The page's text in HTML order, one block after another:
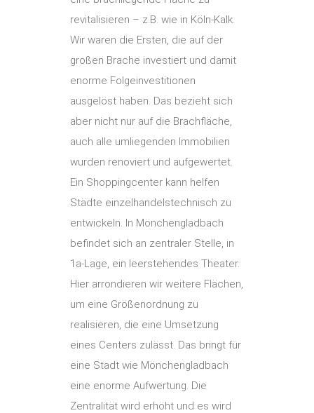
revitalisieren – z.B. wie in Köln-Kalk.
Wir waren die Ersten, die auf der
großen Brache investiert und damit
enorme Folgeinvestitionen
ausgelöst haben. Das bezieht sich
aber nicht nur auf die Brachfläche,
auch alle umliegenden Immobilien
wurden renoviert und aufgewertet.
Ein Shoppingcenter kann helfen
Städte einzelhandelstechnisch zu
entwickeln. In Mönchengladbach
befindet sich an zentraler Stelle, in
1a-Lage, ein leerstehendes Theater.
Hier arrondieren wir weitere Flächen,
um eine Größenordnung zu
realisieren, die eine Umsetzung
eines Centers zulässt. Das bringt für
eine Stadt wie Mönchengladbach
eine enorme Aufwertung. Die
Zentralität wird erhöht und es wird